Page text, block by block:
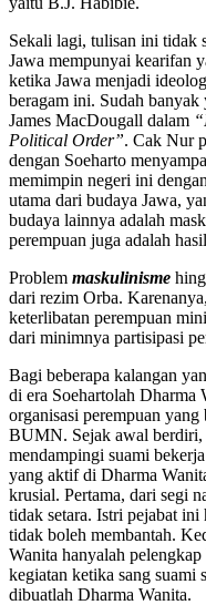
Sekali lagi, tulisan ini tidak
Jawa mempunyai kearifan
ketika Jawa menjadi
beragam ini. Sudah
James MacDougall dalam
Political Order”. Cak Nur
dengan Soeharto
memimpin negeri ini
utama dari budaya Jawa,
budaya lainnya adalah
perempuan juga adalah
Problem maskulinisme
dari rezim Orba.
keterlibatan perempuan
dari minimnya partisipasi
Bagi beberapa kalangan
di era Soehartolah Dharma
organisasi perempuan
BUMN. Sejak awal berdiri,
mendampingi suami
yang aktif di Dharma
krusial. Pertama, dari segi
tidak setara. Istri pejabat
tidak boleh membantah.
Wanita hanyalah
kegiatan ketika sang suami
dibuatlah Dharma Wanita.